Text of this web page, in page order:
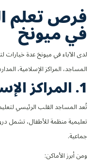
فرص تعلم
في ميونخ
لدى الآباء في ميونخ عدة خيارات
المساجد، المراكز الإسلامية،
1. المراكز الإسلامية والمساجد
تُعد المساجد القلب الرئيسي
تعليمية منظمة للأطفال، تشمل
جماعية.
ومن أبرز الأماكن: